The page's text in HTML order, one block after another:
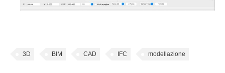
3D BIM CAD IFC modellazione